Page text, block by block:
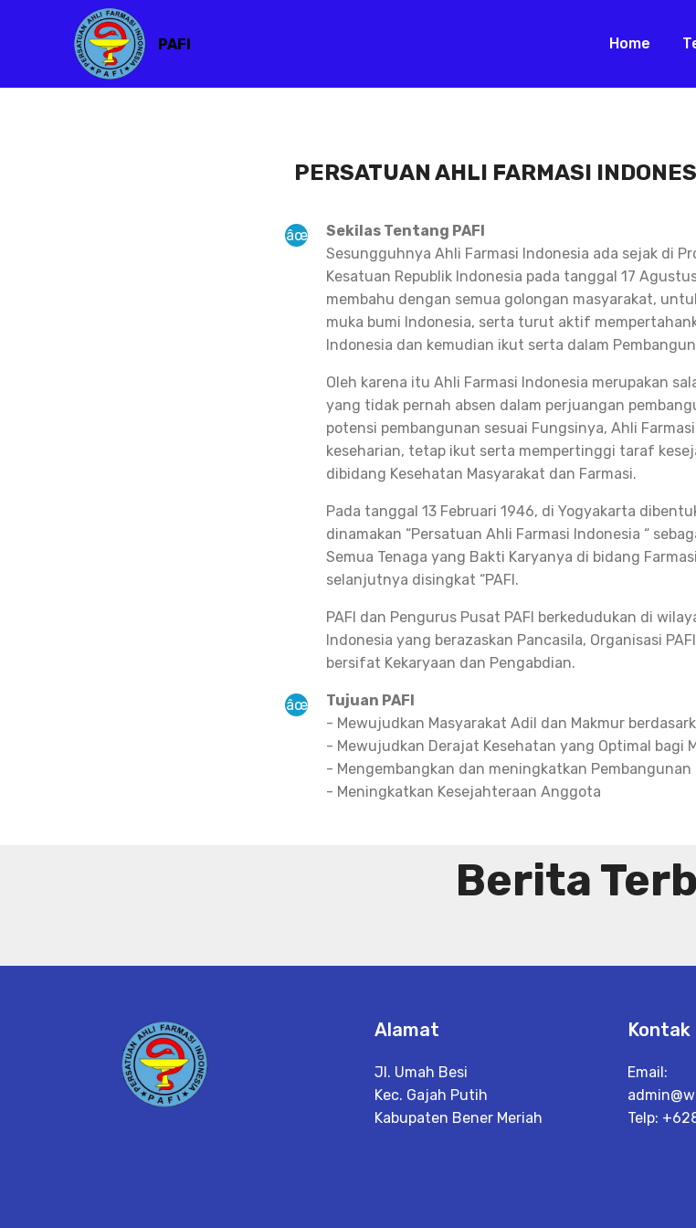
PAFI Home
PERSATUAN AHLI FARMASI
Sekilas Tentang PAFI
Sesungguhnya Ahli Farmasi Indonesia ada sejak di
Kesatuan Republik Indonesia pada tanggal 17
membahu dengan semua golongan masyarakat,
muka bumi Indonesia, serta turut aktif
Indonesia dan kemudian ikut serta dalam
Oleh karena itu Ahli Farmasi Indonesia merupakan
yang tidak pernah absen dalam perjuangan
potensi pembangunan sesuai Fungsinya, Ahli
keseharian, tetap ikut serta mempertinggi taraf
dibidang Kesehatan Masyarakat dan Farmasi.
Pada tanggal 13 Februari 1946, di Yogyakarta
dinamakan “Persatuan Ahli Farmasi Indonesia “
Semua Tenaga yang Bakti Karyanya di bidang
selanjutnya disingkat “PAFI.
PAFI dan Pengurus Pusat PAFI berkedudukan di
Indonesia yang berazaskan Pancasila, Organisasi
bersifat Kekaryaan dan Pengabdian.
Tujuan PAFI
- Mewujudkan Masyarakat Adil dan Makmur
- Mewujudkan Derajat Kesehatan yang Optimal bagi
- Mengembangkan dan meningkatkan Pembangunan
- Meningkatkan Kesejahteraan Anggota
Berita
Alamat
Jl. Umah Besi
Kec. Gajah Putih
Kabupaten Bener Meriah
Kontak
Email:
Telp: